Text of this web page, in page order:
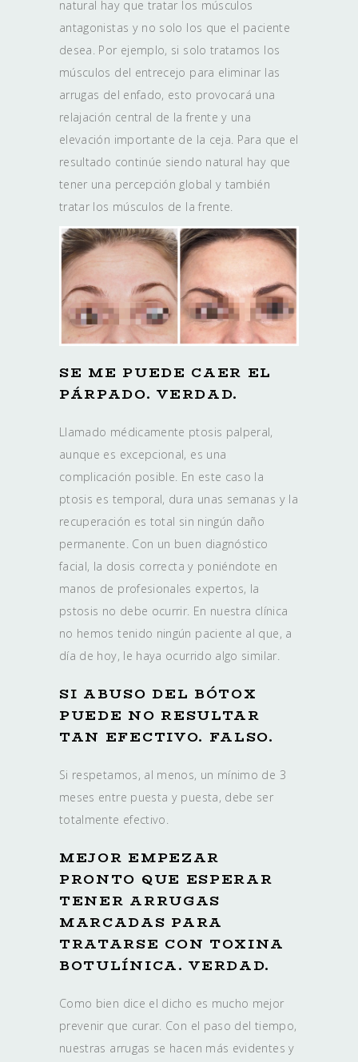
natural hay que tratar los músculos
antagonistas y no solo los que el paciente
desea. Por ejemplo, si solo tratamos los
músculos del entrecejo para eliminar las
arrugas del enfado, esto provocará una
relajación central de la frente y una
elevación importante de la ceja. Para que el
resultado continúe siendo natural hay que
tener una percepción global y también
tratar los músculos de la frente.
SE ME PUEDE CAER EL
PÁRPADO. VERDAD.
Llamado médicamente ptosis palperal,
aunque es excepcional, es una
complicación posible. En este caso la
ptosis es temporal, dura unas semanas y la
recuperación es total sin ningún daño
permanente. Con un buen diagnóstico
facial, la dosis correcta y poniéndote en
manos de profesionales expertos, la
pstosis no debe ocurrir. En nuestra clínica
no hemos tenido ningún paciente al que, a
día de hoy, le haya ocurrido algo similar.
SI ABUSO DEL BÓTOX
PUEDE NO RESULTAR
TAN EFECTIVO. FALSO.
Si respetamos, al menos, un mínimo de 3
meses entre puesta y puesta, debe ser
totalmente efectivo.
MEJOR EMPEZAR
PRONTO QUE ESPERAR
TENER ARRUGAS
MARCADAS PARA
TRATARSE CON TOXINA
BOTULÍNICA. VERDAD.
Como bien dice el dicho es mucho mejor
prevenir que curar. Con el paso del tiempo,
nuestras arrugas se hacen más evidentes y